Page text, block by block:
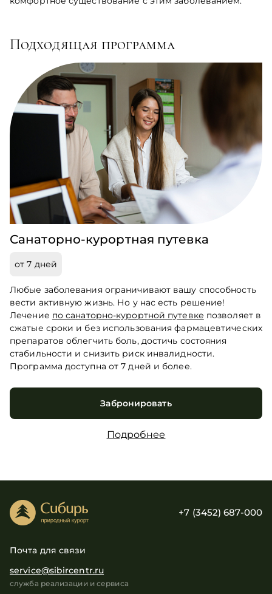
Подходящая программа
Санаторно-курортная путевка
от 7 дней
Любые заболевания ограничивают вашу способность
вести активную жизнь. Но у нас есть решение!
Лечение по санаторно-курортной путевке позволяет в
сжатые сроки и без использования фармацевтических
препаратов облегчить боль, достичь состояния
стабильности и снизить риск инвалидности.
Программа доступна от 7 дней и более.
Забронировать
Подробнее
+7 (3452) 687-000
Почта для связи
service@sibircentr.ru
служба реализации и сервиса